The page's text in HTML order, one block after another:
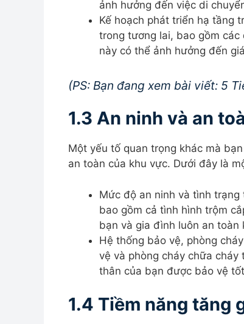
ảnh hưởng đến việc di
Kế hoạch phát triển hạ tầng
trong tương lai, bao gồm
này có thể ảnh hưởng đến
(PS: Bạn đang xem bài viết: 5
1.3 An ninh và an
Một yếu tố quan trọng khác mà
an toàn của khu vực. Dưới đây là
Mức độ an ninh và tình
bao gồm cả tình hình trộm
bạn và gia đình luôn an toàn
Hệ thống bảo vệ, phòng
vệ và phòng cháy chữa
thân của bạn được bảo vệ
1.4 Tiềm năng tăng